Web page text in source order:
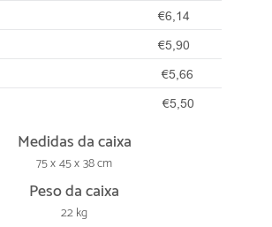
€6,14
€5,90
€5,66
€5,50
Medidas da caixa
75 x 45 x 38 cm
Peso da caixa
22 kg